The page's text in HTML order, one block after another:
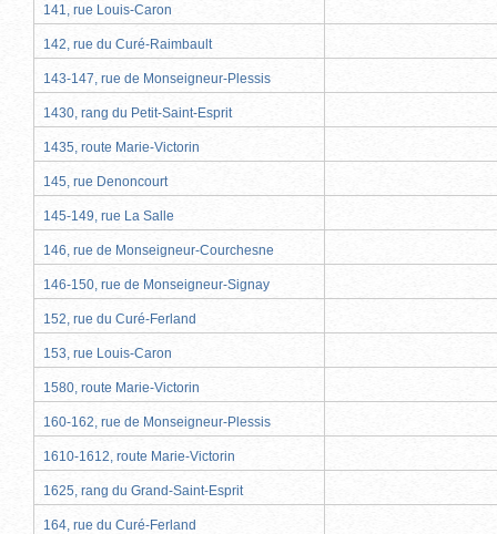
141, rue Louis-Caron
142, rue du Curé-Raimbault
143-147, rue de Monseigneur-Plessis
1430, rang du Petit-Saint-Esprit
1435, route Marie-Victorin
145, rue Denoncourt
145-149, rue La Salle
146, rue de Monseigneur-Courchesne
146-150, rue de Monseigneur-Signay
152, rue du Curé-Ferland
153, rue Louis-Caron
1580, route Marie-Victorin
160-162, rue de Monseigneur-Plessis
1610-1612, route Marie-Victorin
1625, rang du Grand-Saint-Esprit
164, rue du Curé-Ferland